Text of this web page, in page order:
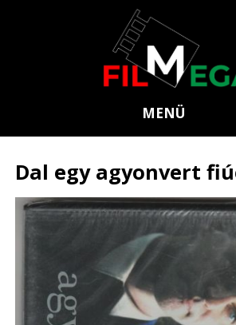
MENÜ
Dal egy agyonvert